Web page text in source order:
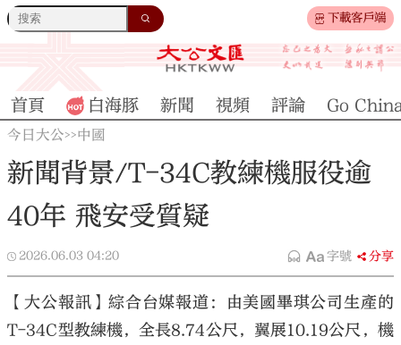
下載客戶端
首頁 白海豚 新聞 視頻 評論 Go
今日大公>>中國
新聞背景/T-34C教練機服役逾
40年 飛安受質疑
2026.06.03 04:20 字號 分享
【大公報訊】綜合台媒報道：由美國畢琪公司生產的
T-34C型教練機，全長8.74公尺，翼展10.19公尺，機